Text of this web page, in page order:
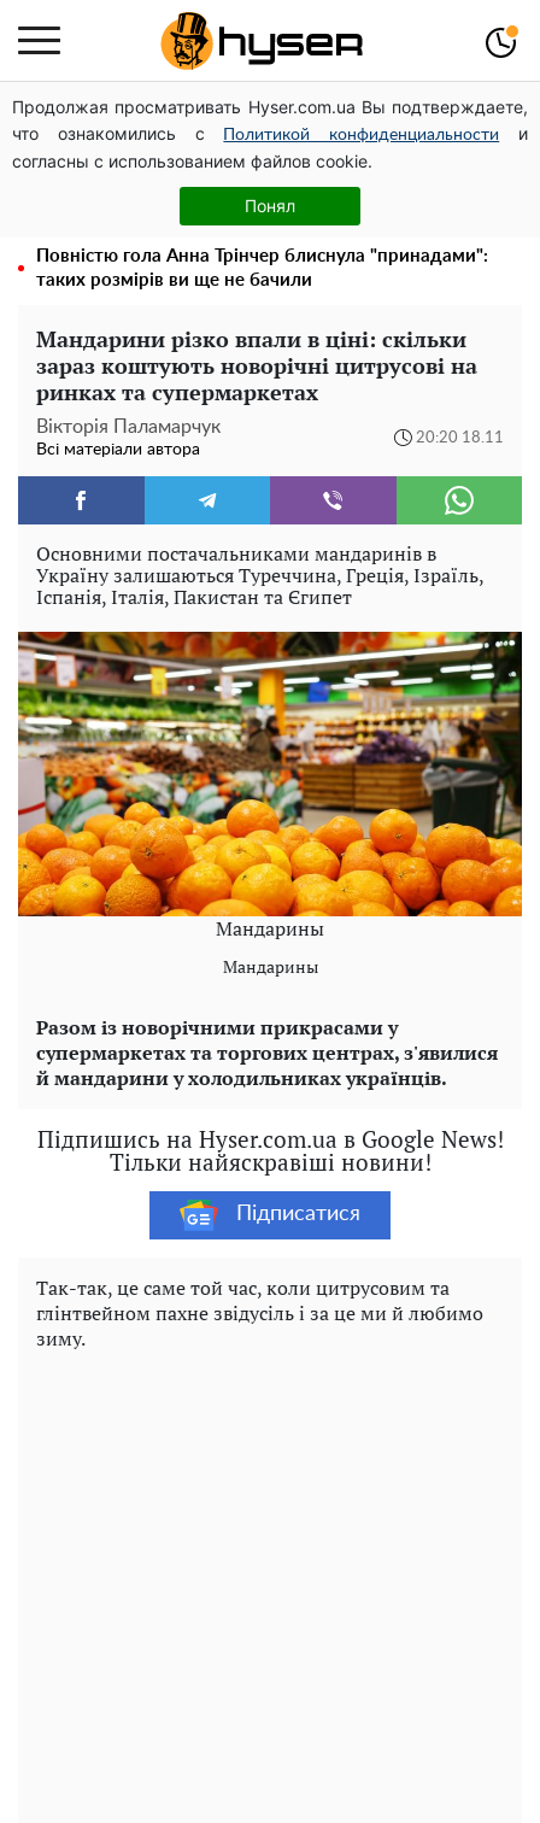
Продолжая просматривать Hyser.com.ua Вы подтверждаете,
что ознакомились с
Политикой конфиденциальности
и
согласны с использованием файлов cookie.
Понял
Дрони із націнкою: Олександр Конотопський вивів
мільйони оборонного бюджету через фіктивну фірму в
Естонії
Гола Олена Тополя у цікавих позах змусила відвисати
щелепи: злив відео – було лише початком
Повністю гола Анна Трінчер блиснула "принадами":
таких розмірів ви ще не бачили
Мандарини різко впали в ціні: скільки
зараз коштують новорічні цитрусові на
ринках та супермаркетах
Вікторія Паламарчук
Всі матеріали автора
20:20 18.11
Основними постачальниками мандаринів в
Україну залишаються Туреччина, Греція, Ізраїль,
Іспанія, Італія, Пакистан та Єгипет
Мандарины
Мандарины
Разом із новорічними прикрасами у
супермаркетах та торгових центрах, з'явилися
й мандарини у холодильниках українців.
Підпишись на Hyser.com.ua в Google News!
Тільки найяскравіші новини!
Підписатися
Так-так, це саме той час, коли цитрусовим та
глінтвейном пахне звідусіль і за це ми й любимо
зиму.